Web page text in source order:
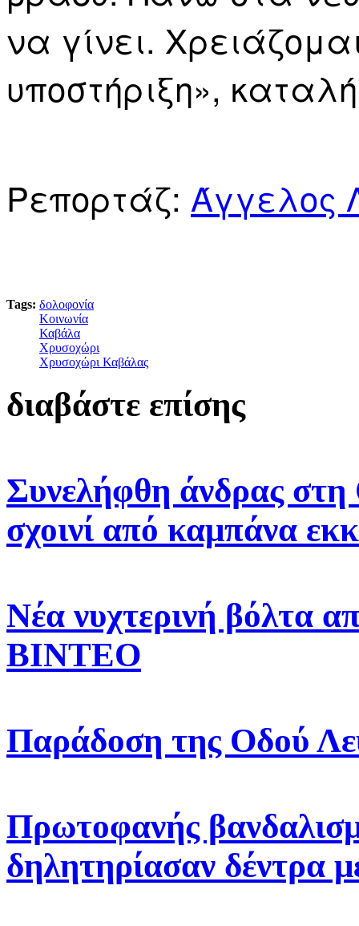
να γίνει.
υποστήριξη»,
Ρεπορτάζ: Άγγελος
Tags: δολοφονία
Κοινωνία
Καβάλα
Χρυσοχώρι
Χρυσοχώρι Καβάλας
διαβάστε επίσης
Συνελήφθη άνδρας
σχοινί από καμπάνα
Νέα νυχτερινή βόλτα
ΒΙΝΤΕΟ
Παράδοση της Οδού
Πρωτοφανής
δηλητηρίασαν δέντρα